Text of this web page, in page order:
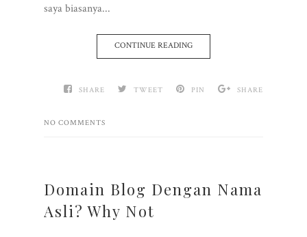
saya biasanya...
CONTINUE READING
SHARE TWEET PIN SHARE
NO COMMENTS
Domain Blog Dengan Nama
Asli? Why Not